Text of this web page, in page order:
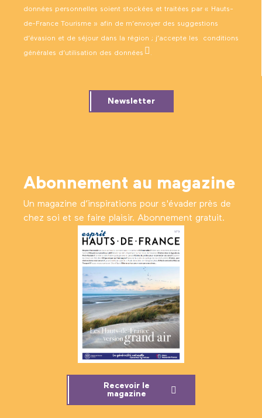
données personnelles soient stockées et traitées par « Hauts-
de-France Tourisme » afin de m’envoyer des suggestions
d’évasion et de séjour dans la région ; j’accepte les conditions
générales d’utilisation des données .
Newsletter
Abonnement au magazine
Un magazine d’inspirations pour s'évader près de
chez soi et se faire plaisir. Abonnement gratuit.
Recevoir le
magazine